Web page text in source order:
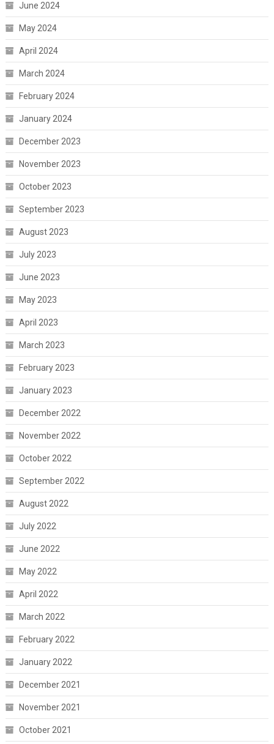
June 2024
May 2024
April 2024
March 2024
February 2024
January 2024
December 2023
November 2023
October 2023
September 2023
August 2023
July 2023
June 2023
May 2023
April 2023
March 2023
February 2023
January 2023
December 2022
November 2022
October 2022
September 2022
August 2022
July 2022
June 2022
May 2022
April 2022
March 2022
February 2022
January 2022
December 2021
November 2021
October 2021